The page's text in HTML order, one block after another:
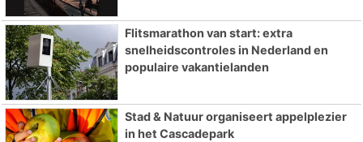
Flitsmarathon van start: extra
snelheidscontroles in Nederland en
populaire vakantielanden
Stad & Natuur organiseert appelplezier
in het Cascadepark